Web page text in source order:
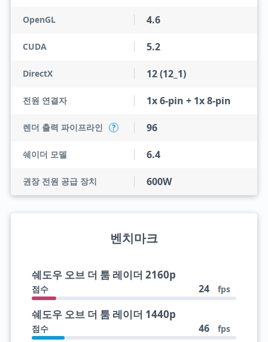
OpenGL 4.6
CUDA 5.2
DirectX 12 (12_1)
전원 연결자 1x 6-pin + 1x 8-pin
렌더 출력 파이프라인 ? 96
쉐이더 모델 6.4
권장 전원 공급 장치 600W
벤치마크
쉐도우 오브 더 툼 레이더 2160p
점수 24 fps
쉐도우 오브 더 툼 레이더 1440p
점수 46 fps